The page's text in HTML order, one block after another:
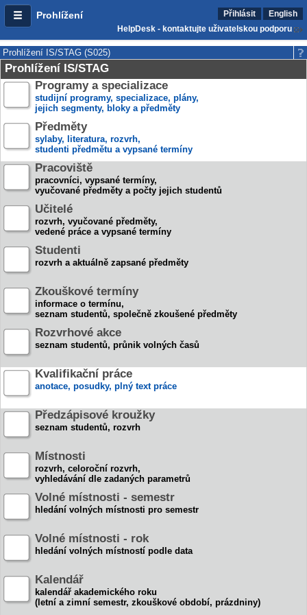
Prohlížení Přihlásit
English
HelpDesk - kontaktujte uživatelskou podporu
Prohlížení IS/STAG (S025)
Prohlížení IS/STAG
Programy a specializace
studijní programy, specializace, plány,
jejich segmenty, bloky a předměty
Předměty
sylaby, literatura, rozvrh,
studenti předmětu a vypsané termíny
Pracoviště
pracovníci, vypsané termíny,
vyučované předměty a počty jejich studentů
Učitelé
rozvrh, vyučované předměty,
vedené práce a vypsané termíny
Studenti
rozvrh a aktuálně zapsané předměty
Zkouškové termíny
informace o termínu,
seznam studentů, společně zkoušené předměty
Rozvrhové akce
seznam studentů, průnik volných časů
Kvalifikační práce
anotace, posudky, plný text práce
Předzápisové kroužky
seznam studentů, rozvrh
Místnosti
rozvrh, celoroční rozvrh,
vyhledávání dle zadaných parametrů
Volné místnosti - semestr
hledání volných místnosti pro semestr
Volné místnosti - rok
hledání volných místností podle data
Kalendář
kalendář akademického roku
(letní a zimní semestr, zkouškové období, prázdniny)